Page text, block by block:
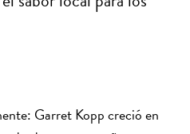
Garret Kopp creció en